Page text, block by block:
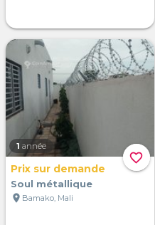
favorite_border
1 année
Prix sur demande
Soul métallique
location_on Bamako, Mali